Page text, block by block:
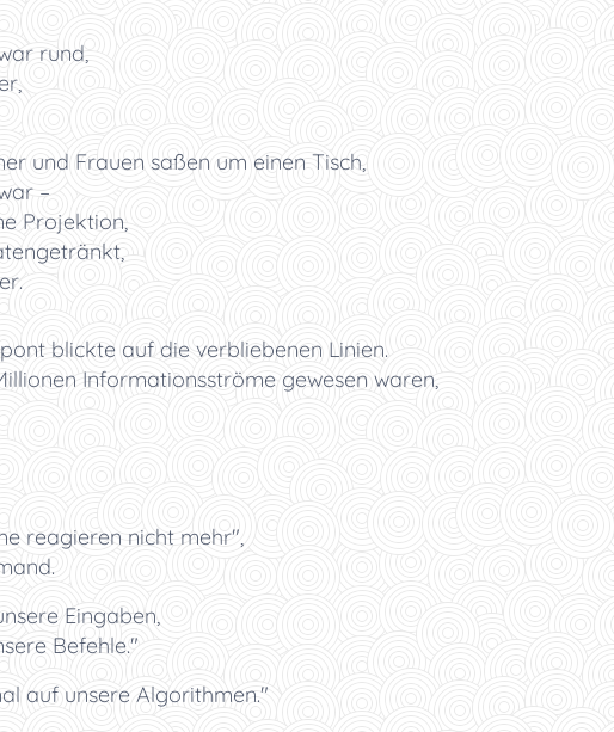
rund,
und Frauen saßen um einen Tisch,
–
Projektion,
blickte auf die verbliebenen Linien.
Informationsströme gewesen waren,
reagieren nicht mehr",
Eingaben,
Befehle."
auf unsere Algorithmen."